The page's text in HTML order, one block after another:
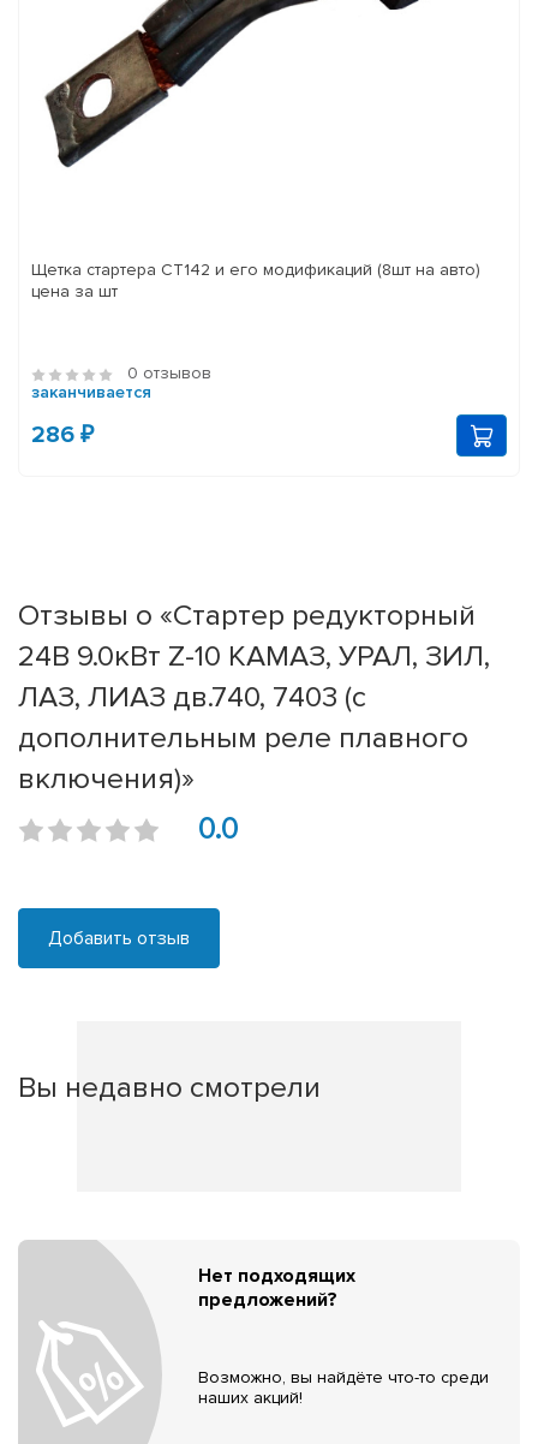
Щетка стартера СТ142 и его модификаций (8шт на авто)
цена за шт
0 отзывов
заканчивается
286 ₽
Отзывы о «Стартер редукторный
24В 9.0кВт Z-10 КАМАЗ, УРАЛ, ЗИЛ,
ЛАЗ, ЛИАЗ дв.740, 7403 (c
дополнительным реле плавного
включения)»
0.0
Добавить отзыв
Вы недавно смотрели
Нет подходящих
предложений?
Возможно, вы найдёте что-то среди
наших акций!